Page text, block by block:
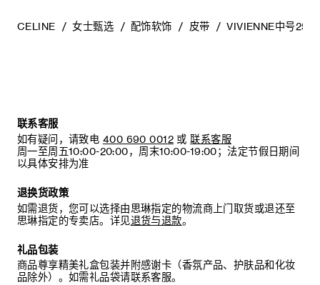
CELINE 女士甄选 配饰软饰 皮带 VIVIENNE中号25
联系客服
如有疑问，请致电 400 690 0012 或 联系客服
周一至周五10:00-20:00，周末10:00-19:00；法定节假日期间
以具体安排为准
退换货政策
如需退货，您可以选择由思琳指定的物流商上门取货或退还至
思琳指定的专卖店。详见退货与退款。
礼品包装
商品尊享精美礼盒包装并附感谢卡（香氛产品、护肤品和化妆
品除外）。如需礼品袋请联系客服。